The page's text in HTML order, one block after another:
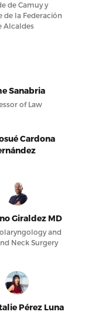
de Camuy y
de la Federación
Alcaldes
Sanabria
of Law
Cardona
Giraldez MD
and
Neck Surgery
Pérez Luna